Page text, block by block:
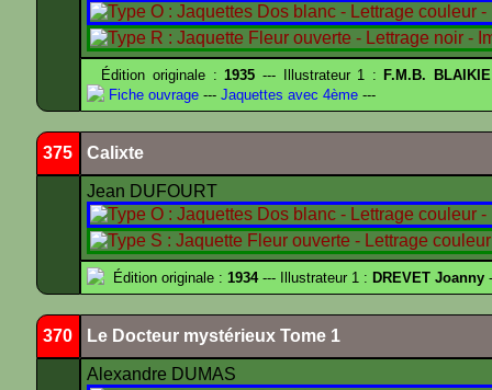
Édition originale :1935 --- Illustrateur 1 : F.M.B.
Fiche ouvrage --- Jaquettes avec 4ème ---
375 Calixte
Jean DUFOURT
Édition originale : 1934--- Illustrateur 1 : DREVET Joanny
370 Le Docteur mystérieux Tome 1
Alexandre DUMAS